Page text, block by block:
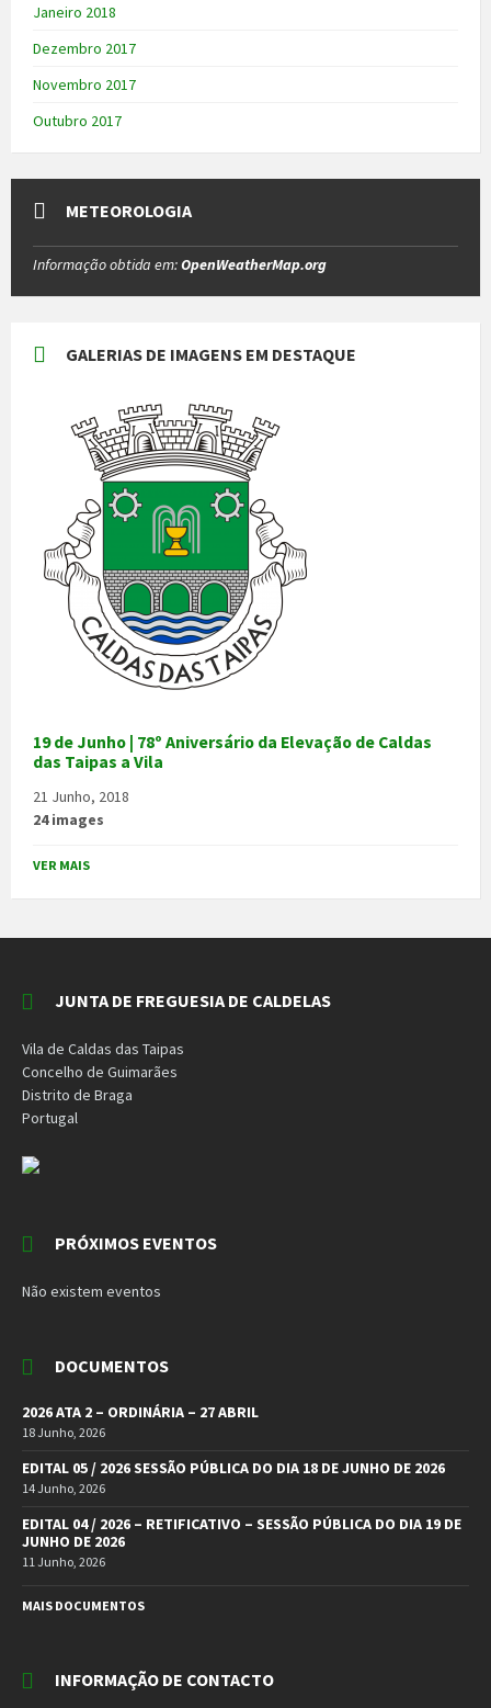
Janeiro 2018
Dezembro 2017
Novembro 2017
Outubro 2017
METEOROLOGIA
Informação obtida em:OpenWeatherMap.org
GALERIAS DE IMAGENS EM DESTAQUE
19 de Junho | 78º Aniversário da Elevação de Caldas
das Taipas a Vila
21 Junho, 2018
24 images
VER MAIS
JUNTA DE FREGUESIA DE CALDELAS
Vila de Caldas das Taipas
Concelho de Guimarães
Distrito de Braga
Portugal
PRÓXIMOS EVENTOS
Não existem eventos
DOCUMENTOS
2026 ATA 2 – ORDINÁRIA – 27 ABRIL
18 Junho, 2026
EDITAL 05 / 2026 SESSÃO PÚBLICA DO DIA 18 DE JUNHO DE 2026
14 Junho, 2026
EDITAL 04 / 2026 – RETIFICATIVO – SESSÃO PÚBLICA DO DIA 19 DE
JUNHO DE 2026
11 Junho, 2026
MAIS DOCUMENTOS
INFORMAÇÃO DE CONTACTO